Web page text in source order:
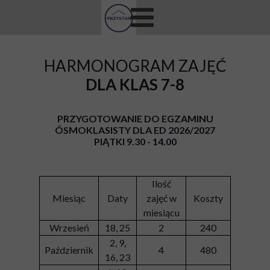
HARMONOGRAM ZAJĘĆ
DLA KLAS 7-8
PRZYGOTOWANIE DO EGZAMINU
ÓSMOKLASISTY DLA ED 2026/2027
PIĄTKI 9.30 - 14.00
Miesiąc Daty
Ilość
zajęć w
miesiącu
Koszty
Wrzesień 18, 25 2
240
Październik
2, 9,
16, 23
4 480